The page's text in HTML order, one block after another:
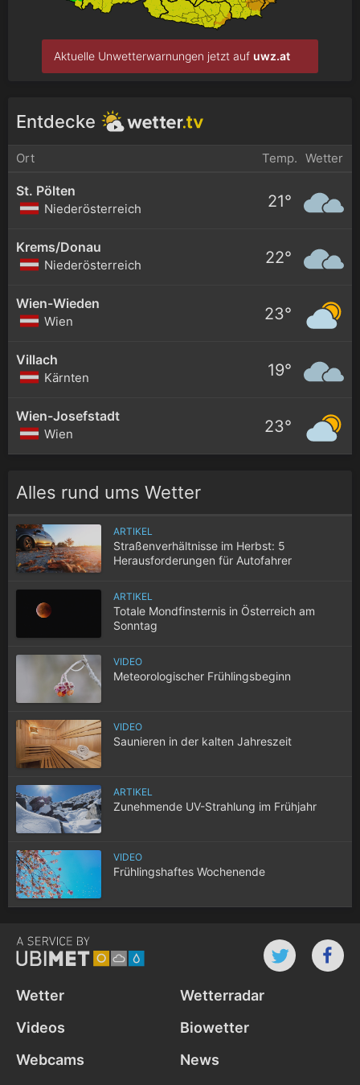
Aktuelle Unwetterwarnungen jetzt auf uwz.at
Entdecke
Ort Temp. Wetter
St. Pölten
Niederösterreich 21°
Krems/Donau
Niederösterreich 22°
Wien-Wieden
Wien 23°
Villach
Kärnten 19°
Wien-Josefstadt
Wien 23°
Alles rund ums Wetter
ARTIKEL
Straßenverhältnisse im Herbst: 5
Herausforderungen für Autofahrer
ARTIKEL
Totale Mondfinsternis in Österreich am
Sonntag
VIDEO
Meteorologischer Frühlingsbeginn
VIDEO
Saunieren in der kalten Jahreszeit
ARTIKEL
Zunehmende UV-Strahlung im Frühjahr
VIDEO
Frühlingshaftes Wochenende
Wetter
Wetterradar
Videos
Biowetter
Webcams
News